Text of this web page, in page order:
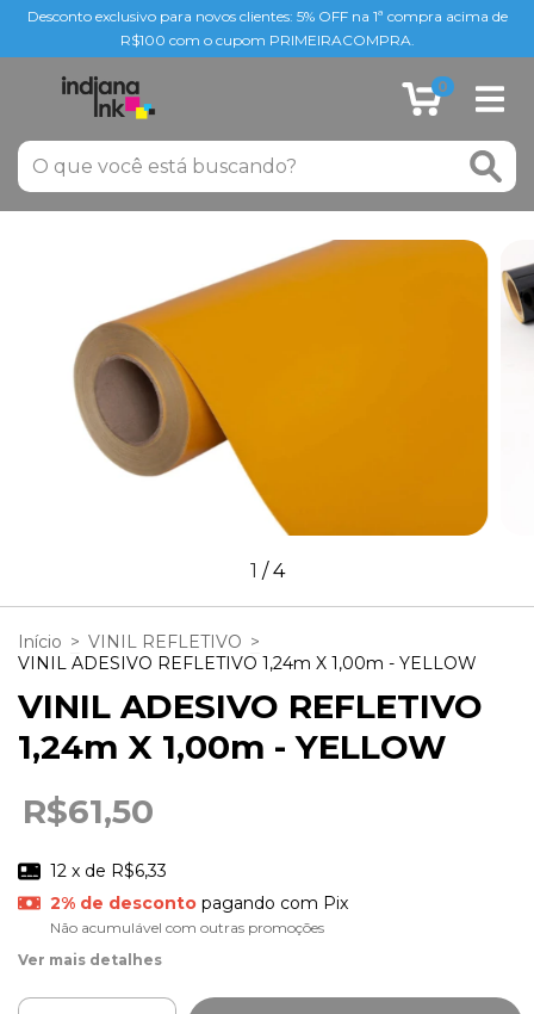
Desconto exclusivo para novos clientes: 5% OFF na 1ª compra acima de
R$100 com o cupom PRIMEIRACOMPRA.
0
1 /4
Início > VINIL REFLETIVO >
VINIL ADESIVO REFLETIVO 1,24m X 1,00m - YELLOW
VINIL ADESIVO REFLETIVO
1,24m X 1,00m - YELLOW
R$61,50
12 x de R$6,33
2% de descontopagando com Pix
Não acumulável com outras promoções
Ver mais detalhes